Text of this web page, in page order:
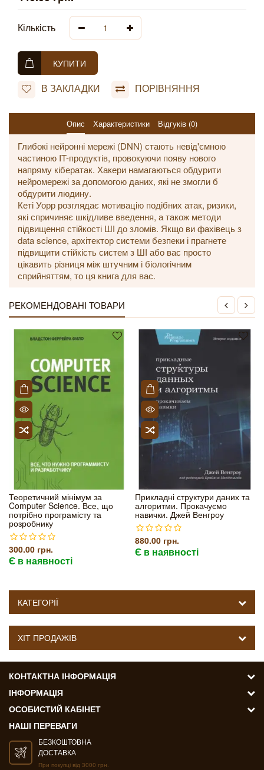
Кількість
КУПИТИ
В ЗАКЛАДКИ ПОРІВНЯННЯ
Опис Характеристики Відгуків (0)
Глибокі нейронні мережі (DNN) стають невід'ємною
частиною IT-продуктів, провокуючи появу нового
напряму кібератак. Хакери намагаються обдурити
нейромережі за допомогою даних, які не змогли б
обдурити людину.
Кеті Уорр розглядає мотивацію подібних атак, ризики,
які спричиняє шкідливе введення, а також методи
підвищення стійкості ШІ до зломів. Якщо ви фахівець з
data science, архітектор системи безпеки і прагнете
підвищити стійкість систем з ШІ або вас просто
цікавить різниця між штучним і біологічним
сприйняттям, то ця книга для вас.
РЕКОМЕНДОВАНІ ТОВАРИ
Теоретичний мінімум за
Computer Science. Все, що
потрібно програмісту та
розробнику
300.00 грн.
Є в наявності
Прикладні структури даних та
алгоритми. Прокачуємо
навички. Джей Венгроу
880.00 грн.
Є в наявності
КАТЕГОРІЇ
ХІТ ПРОДАЖІВ
КОНТАКТНА ІНФОРМАЦІЯ
ІНФОРМАЦІЯ
ОСОБИСТИЙ КАБІНЕТ
НАШІ ПЕРЕВАГИ
БЕЗКОШТОВНА
ДОСТАВКА
При покупці від 3000 грн.